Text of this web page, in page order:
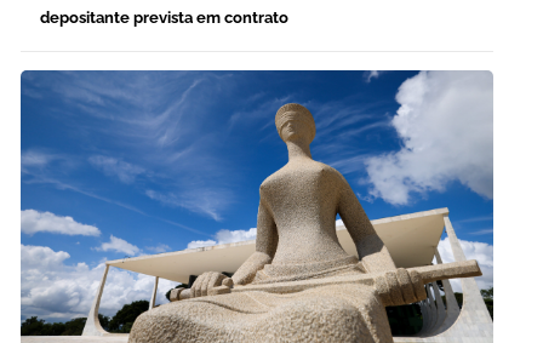
depositante prevista em contrato